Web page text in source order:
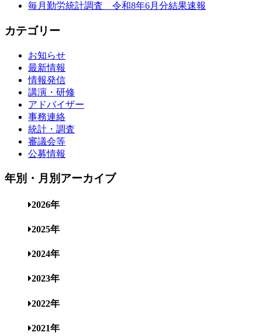
毎月勤労統計調査 令和8年6月分結果速報
カテゴリー
お知らせ
最新情報
情報発信
講演・研修
アドバイザー
事務連絡
統計・調査
審議会等
公募情報
年別・月別アーカイブ
2026年
2025年
2024年
2023年
2022年
2021年